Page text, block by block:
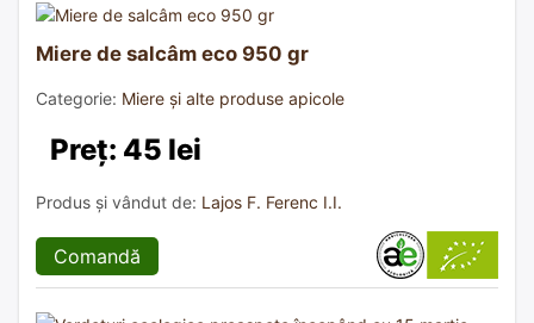
Miere de salcâm eco 950 gr
Categorie: Miere și alte produse apicole
Preț: 45 lei
Produs și vândut de: Lajos F. Ferenc I.I.
Comandă